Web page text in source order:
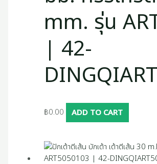
mm. รุ่น
| 42-
฿0.00 ADD TO CART